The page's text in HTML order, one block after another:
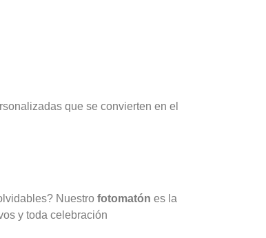
que se convierten en el
Nuestro fotomatón es la
y toda celebración